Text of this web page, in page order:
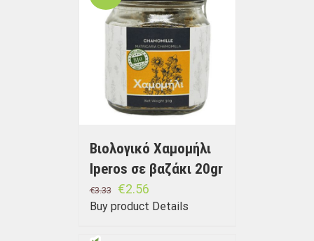
Βιολογικό Χαμομήλι
Iperos σε βαζάκι 20gr
€3.33 €2.56
Buy product Details